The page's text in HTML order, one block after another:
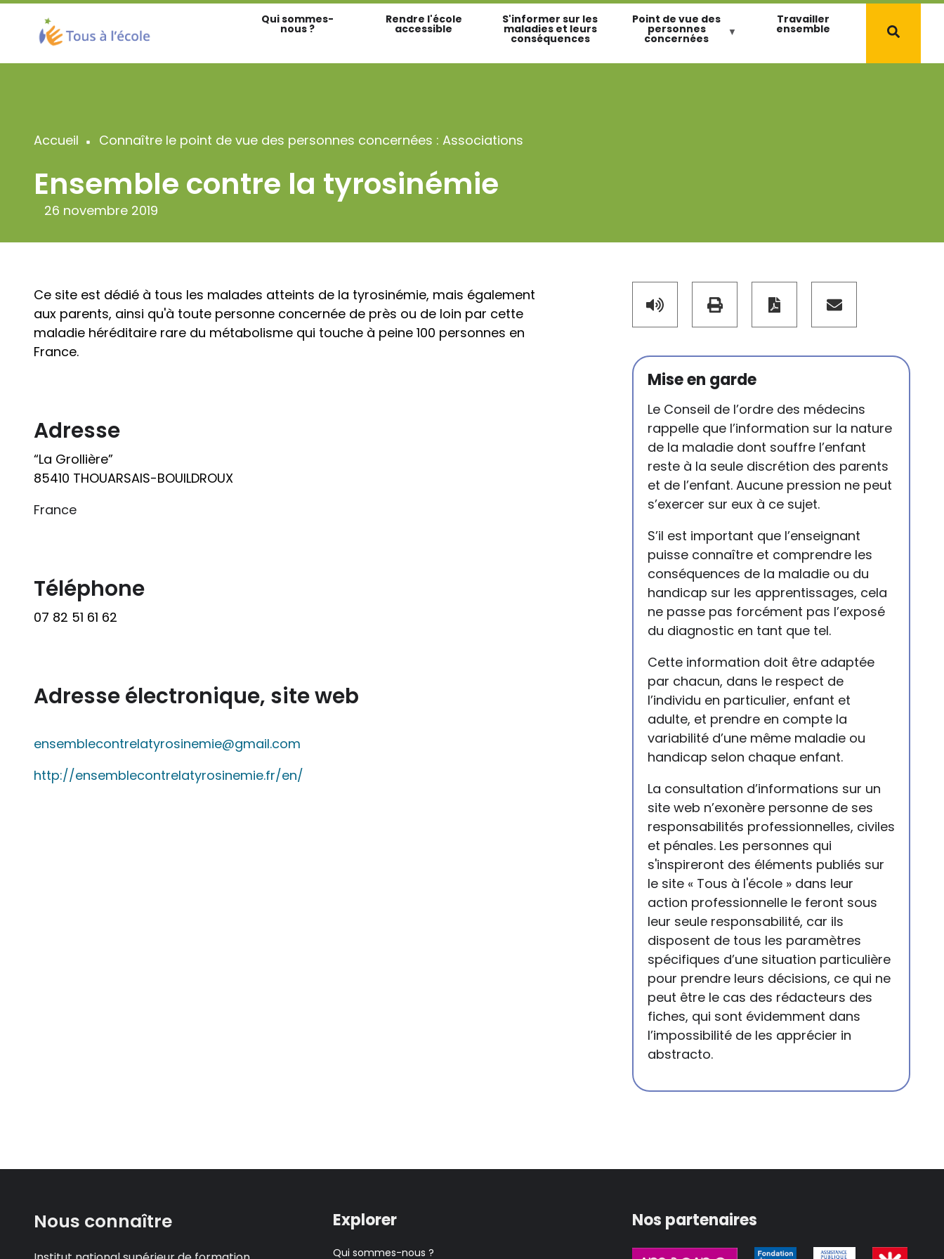
Aller
contenu
principal
Qui sommes-
nous ?
Rendre l'école
accessible
S'informer sur les
maladies et leurs
conséquences
Point de vue des
personnes
concernées
Travailler
ensemble
Fil
d'Ariane
Accueil Connaître le point de vue des personnes concernées : Associations
Ensemble contre la tyrosinémie
26 novembre 2019
Mise en garde
Le Conseil de l’ordre des médecins
rappelle que l’information sur la nature
de la maladie dont souffre l’enfant
reste à la seule discrétion des parents
et de l’enfant. Aucune pression ne peut
s’exercer sur eux à ce sujet.
S’il est important que l’enseignant
puisse connaître et comprendre les
conséquences de la maladie ou du
handicap sur les apprentissages, cela
ne passe pas forcément pas l’exposé
du diagnostic en tant que tel.
Cette information doit être adaptée
par chacun, dans le respect de
l’individu en particulier, enfant et
adulte, et prendre en compte la
variabilité d’une même maladie ou
handicap selon chaque enfant.
La consultation d’informations sur un
site web n’exonère personne de ses
responsabilités professionnelles, civiles
et pénales. Les personnes qui
s'inspireront des éléments publiés sur
le site « Tous à l'école » dans leur
action professionnelle le feront sous
leur seule responsabilité, car ils
disposent de tous les paramètres
spécifiques d’une situation particulière
pour prendre leurs décisions, ce qui ne
peut être le cas des rédacteurs des
fiches, qui sont évidemment dans
l’impossibilité de les apprécier in
abstracto.
Ce site est dédié à tous les malades atteints de la tyrosinémie, mais également
aux parents, ainsi qu'à toute personne concernée de près ou de loin par cette
maladie héréditaire rare du métabolisme qui touche à peine 100 personnes en
France.
Adresse
“La Grollière”
85410 THOUARSAIS-BOUILDROUX
France
Téléphone
07 82 51 61 62
Adresse électronique, site web
ensemblecontrelatyrosinemie@gmail.com
http://ensemblecontrelatyrosinemie.fr/en/
Nous connaître Explorer
Qui sommes-nous ?
Nos partenaires